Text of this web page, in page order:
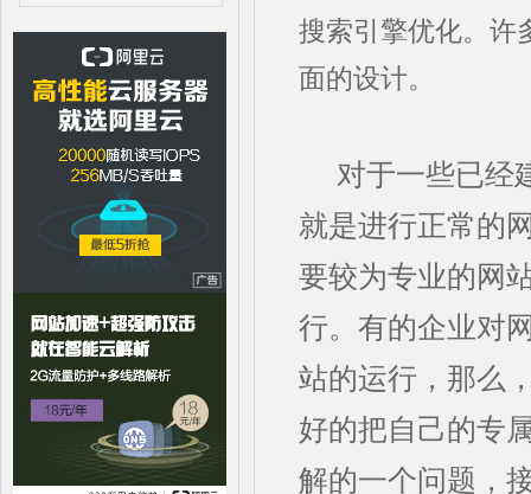
搜索引擎优化。许
面的设计。
对于一些已经
就是进行正常的
要较为专业的网
行。有的企业对
站的运行，那么
好的把自己的专
解的一个问题，